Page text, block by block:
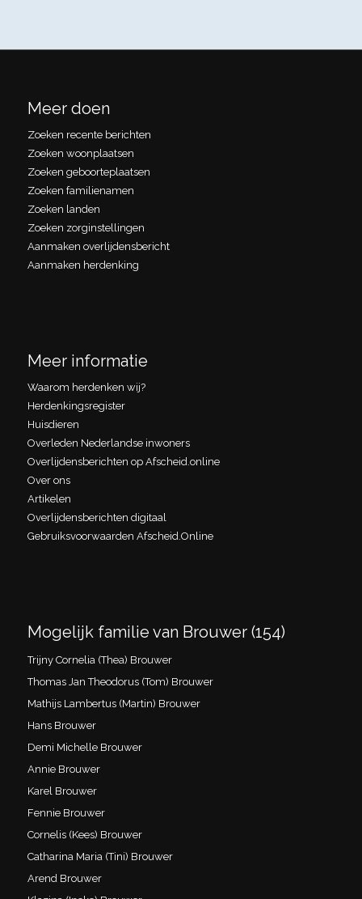
Meer doen
Zoeken recente berichten
Zoeken woonplaatsen
Zoeken geboorteplaatsen
Zoeken familienamen
Zoeken landen
Zoeken zorginstellingen
Aanmaken overlijdensbericht
Aanmaken herdenking
Meer informatie
Waarom herdenken wij?
Herdenkingsregister
Huisdieren
Overleden Nederlandse inwoners
Overlijdensberichten op Afscheid.online
Over ons
Artikelen
Overlijdensberichten digitaal
Gebruiksvoorwaarden Afscheid.Online
Mogelijk familie van Brouwer (154)
Trijny Cornelia (Thea) Brouwer
Thomas Jan Theodorus (Tom) Brouwer
Mathijs Lambertus (Martin) Brouwer
Hans Brouwer
Demi Michelle Brouwer
Annie Brouwer
Karel Brouwer
Fennie Brouwer
Cornelis (Kees) Brouwer
Catharina Maria (Tini) Brouwer
Arend Brouwer